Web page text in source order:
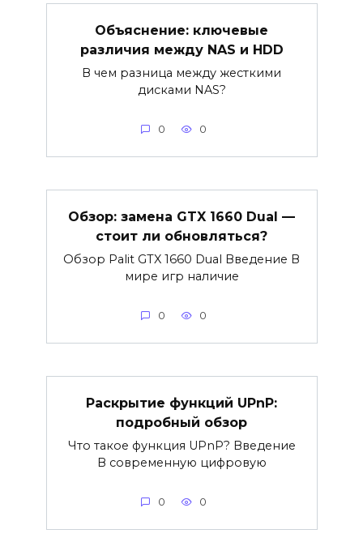
Объяснение: ключевые
различия между NAS и HDD
В чем разница между жесткими
дисками NAS?
0 0
Обзор: замена GTX 1660 Dual —
стоит ли обновляться?
Обзор Palit GTX 1660 Dual Введение В
мире игр наличие
0 0
Раскрытие функций UPnP:
подробный обзор
Что такое функция UPnP? Введение
В современную цифровую
0 0